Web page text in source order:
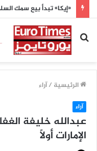
بحث
عن
الرئيسية /آراء
آراء
عبدالله خليفة
الإمارات أولاً